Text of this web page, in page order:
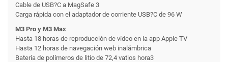
Cable de USB?C a MagSafe 3
Carga rápida con el adaptador de corriente USB?C de 96 W
M3 Pro y M3 Max
Hasta 18 horas de reproducción de vídeo en la app Apple TV
Hasta 12 horas de navegación web inalámbrica
Batería de polímeros de litio de 72,4 vatios hora3